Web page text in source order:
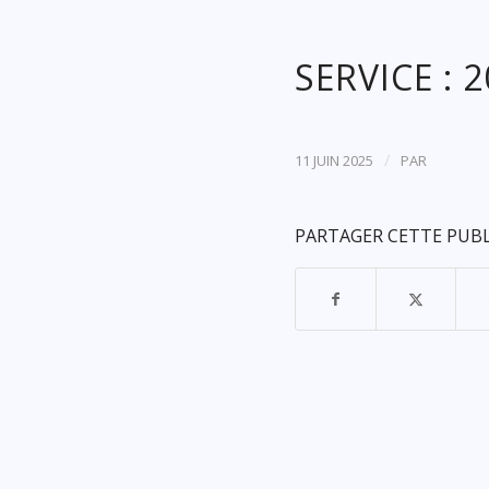
SERVICE :
11 JUIN 2025 / PAR
PARTAGER CETTE